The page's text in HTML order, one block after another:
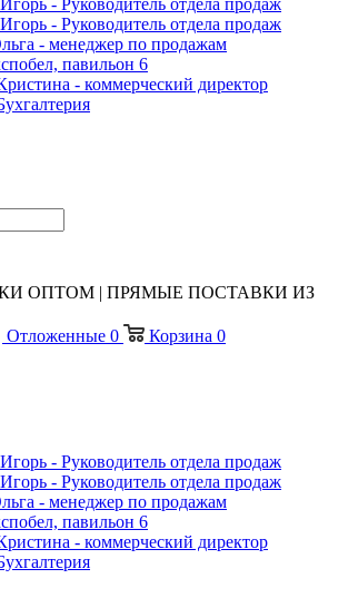
Игорь - Руководитель отдела продаж
Игорь - Руководитель отдела продаж
- менеджер по продажам
павильон 6
- коммерческий директор
ОПТОМ | ПРЯМЫЕ ПОСТАВКИ ИЗ
Отложенные 0 Корзина 0
Игорь - Руководитель отдела продаж
Игорь - Руководитель отдела продаж
- менеджер по продажам
павильон 6
- коммерческий директор